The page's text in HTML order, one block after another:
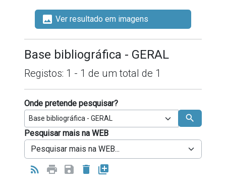
image Ver resultado em imagens
Base bibliográfica - GERAL
Registos: 1 - 1 de um total de 1
Onde pretende pesquisar?
search
Pesquisar mais na WEB
Tipo de operador a usar entre termos de
rss_feed print save delete library_add